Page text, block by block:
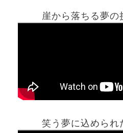
崖から落ちる夢の
笑う夢に込められ